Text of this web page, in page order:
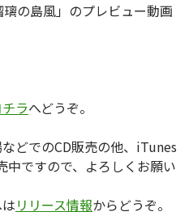
の島風」のプレビュー動画
ラへどうぞ。
どでのCD販売の他、iTunes
ですので、よろしくお願い
リリース情報からどうぞ。